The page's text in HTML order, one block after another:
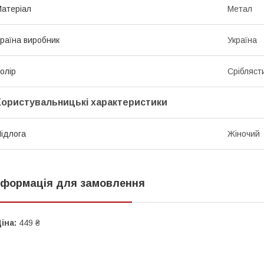
Метал
виробник Україна
характеристики
Жіночий
для замовлення
449 ₴